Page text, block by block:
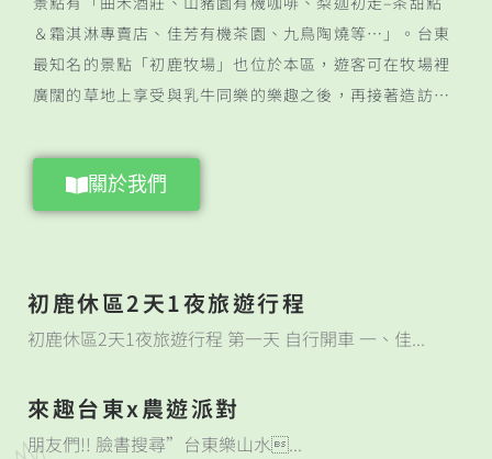
＆霜淇淋專賣店、佳芳有機茶園、九鳥陶燒等…」。台東
最知名的景點「初鹿牧場」也位於本區，遊客可在牧場裡
廣闊的草地上享受與乳牛同樂的樂趣之後，再接著造訪…
關於我們
初鹿休區2天1夜旅遊行程
初鹿休區2天1夜旅遊行程 第一天 自行開車 一、佳...
來趣台東x農遊派對
朋友們!! 臉書搜尋”台東樂山水...